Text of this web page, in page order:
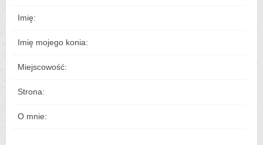
Imię:
Imię mojego konia:
Miejscowość:
Strona:
O mnie: